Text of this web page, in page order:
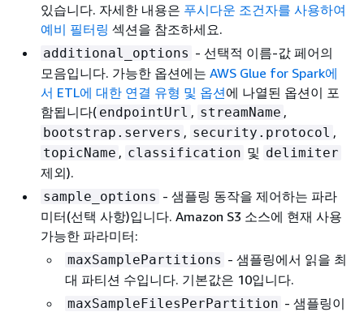
있습니다. 자세한 내용은 푸시다운 조건자를 사용하여
예비 필터링 섹션을 참조하세요.
additional_options - 선택적 이름-값 페어의
모음입니다. 가능한 옵션에는 AWS Glue for Spark에
서 ETL에 대한 연결 유형 및 옵션에 나열된 옵션이 포
함됩니다( endpointUrl , streamName ,
bootstrap.servers , security.protocol ,
topicName , classification 및 delimiter
제외).
sample_options - 샘플링 동작을 제어하는 파라
미터(선택 사항)입니다. Amazon S3 소스에 현재 사용
가능한 파라미터:
maxSamplePartitions - 샘플링에서 읽을 최
대 파티션 수입니다. 기본값은 10입니다.
maxSampleFilesPerPartition - 샘플링이